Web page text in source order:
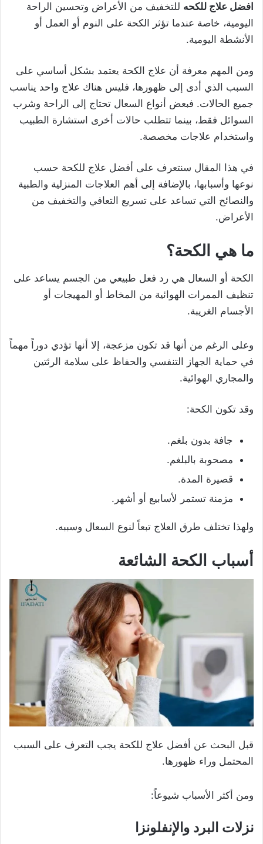
افضل علاج للكحه للتخفيف من الأعراض وتحسين الراحة
اليومية، خاصة عندما تؤثر الكحة على النوم أو العمل أو
الأنشطة اليومية.
ومن المهم معرفة أن علاج الكحة يعتمد بشكل أساسي على
السبب الذي أدى إلى ظهورها، فليس هناك علاج واحد يناسب
جميع الحالات. فبعض أنواع السعال تحتاج إلى الراحة وشرب
السوائل فقط، بينما تتطلب حالات أخرى استشارة الطبيب
واستخدام علاجات مخصصة.
في هذا المقال سنتعرف على أفضل علاج للكحة حسب
نوعها وأسبابها، بالإضافة إلى أهم العلاجات المنزلية والطبية
والنصائح التي تساعد على تسريع التعافي والتخفيف من
الأعراض.
ما هي الكحة؟
الكحة أو السعال هي رد فعل طبيعي من الجسم يساعد على
تنظيف الممرات الهوائية من المخاط أو المهيجات أو
الأجسام الغريبة.
وعلى الرغم من أنها قد تكون مزعجة، إلا أنها تؤدي دوراً مهماً
في حماية الجهاز التنفسي والحفاظ على سلامة الرئتين
والمجاري الهوائية.
وقد تكون الكحة:
جافة بدون بلغم.
مصحوبة بالبلغم.
قصيرة المدة.
مزمنة تستمر لأسابيع أو أشهر.
ولهذا تختلف طرق العلاج تبعاً لنوع السعال وسببه.
أسباب الكحة الشائعة
قبل البحث عن أفضل علاج للكحة يجب التعرف على السبب
المحتمل وراء ظهورها.
ومن أكثر الأسباب شيوعاً:
نزلات البرد والإنفلونزا